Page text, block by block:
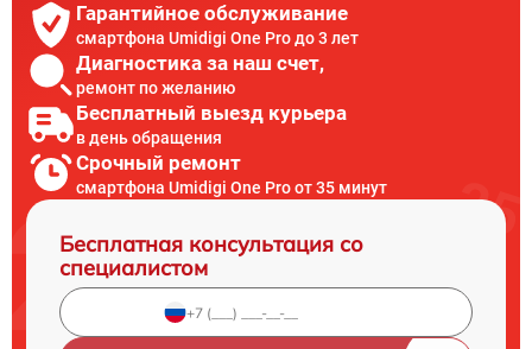
Гарантийное обслуживание
смартфона Umidigi One Pro до 3 лет
Диагностика за наш счет,
ремонт по желанию
Бесплатный выезд курьера
в день обращения
Срочный ремонт
смартфона Umidigi One Pro от 35 минут
Бесплатная консультация со
специалистом